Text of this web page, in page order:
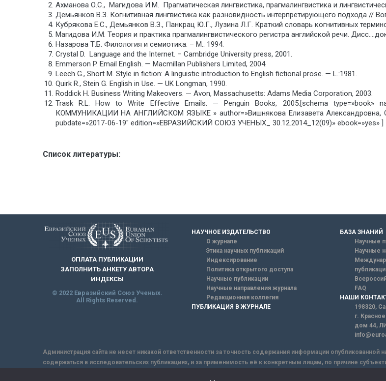
Ахманова О.С., Магидова И.М. Прагматическая лингвистика, прагмалингвистика и
Демьянков В.З. Когнитивная лингвистика как разновидность интерпретирующего подхода //
Кубрякова Е.С., Демьянков В.З., Панкрац Ю.Г., Лузина Л.Г. Краткий словарь когнитивных
Магидова И.М. Теория и практика прагмалингвистического регистра английской речи.
Назарова Т.Б. Филология и семиотика. – М.: 1994.
Crystal D. Language and the Internet. – Cambridge University press, 2001.
Emmerson P. Email English. — Macmillan Publishers Limited, 2004.
Leech G., Short M. Style in fiction: A linguistic introduction to English fictional prose. — L.:1981.
Quirk R., Stein G. English in Use. — UK Longman, 1990.
Roddick H. Business Writing Makeovers. — Avon, Massachusetts: Adams Media Corporation, 2003.
Trask R.L. How to Write Effective Emails. — Penguin Books, 2005.[schema
КОММУНИКАЦИИ НА АНГЛИЙСКОМ ЯЗЫКЕ » author=»Вишнякова Елизавета Александровна,
pubdate=»2017-06-19″ edition=»ЕВРАЗИЙСКИЙ СОЮЗ УЧЕНЫХ_ 30.12.2014_12(09)» ebook=»yes» ]
Список литературы:
ОПЛАТА ПУБЛИКАЦИИ
ЗАПОЛНИТЬ АНКЕТУ АВТОРА
ИНДЕКСЫ
© 2022 Евразийский Союз Ученых.
All Rights Reserved.
НАУЧНОЕ ИЗДАТЕЛЬСТВО
О журнале
Этика научных публикаций
Индексирование
Политика открытого доступа
Научные публикации
Научные направления журнала
Редакционная коллегия
ПУБЛИКАЦИЯ В ЖУРНАЛЕ
БАЗА ЗНАНИЙ
Научные
Научные
FAQ
НАШИ
198320,
г.
дом 44,
Администрация сайта не несет никакой ответственности за точность содержания информации
содержаться в исследовательских публикациях, и за применимость её к конкретным лицам, по причине